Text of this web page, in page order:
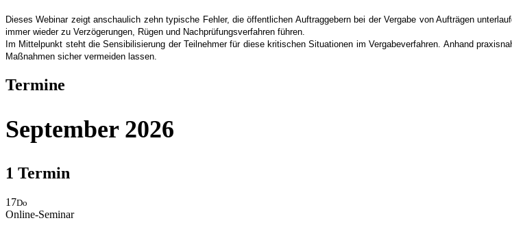
Dieses Webinar zeigt anschaulich zehn typische Fehler, die öffentlichen Auftraggebern bei der Vergabe von Aufträgen
immer wieder zu Verzögerungen, Rügen und Nachprüfungsverfahren führen.
Im Mittelpunkt steht die Sensibilisierung der Teilnehmer für diese kritischen Situationen im Vergabeverfahren. Anhand
Maßnahmen sicher vermeiden lassen.
Termine
September 2026
1 Termin
17Do
Online-Seminar